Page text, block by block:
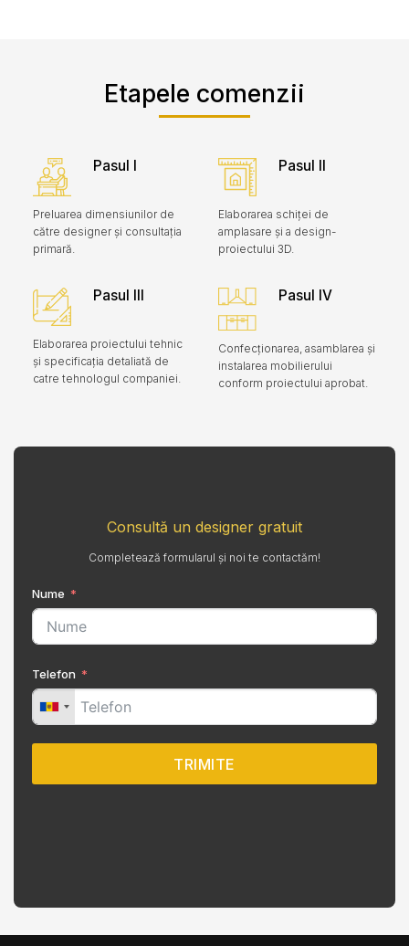
Etapele comenzii
Pasul I
Preluarea dimensiunilor de
către designer și consultația
primară.
Pasul II
Elaborarea schiței de
amplasare și a design-
proiectului 3D.
Pasul III
Elaborarea proiectului tehnic
și specificația detaliată de
catre tehnologul companiei.
Pasul IV
Confecționarea, asamblarea și
instalarea mobilierului
conform proiectului aprobat.
Consultă un designer gratuit
Completează formularul și noi te contactăm!
Nume
Telefon
TRIMITE